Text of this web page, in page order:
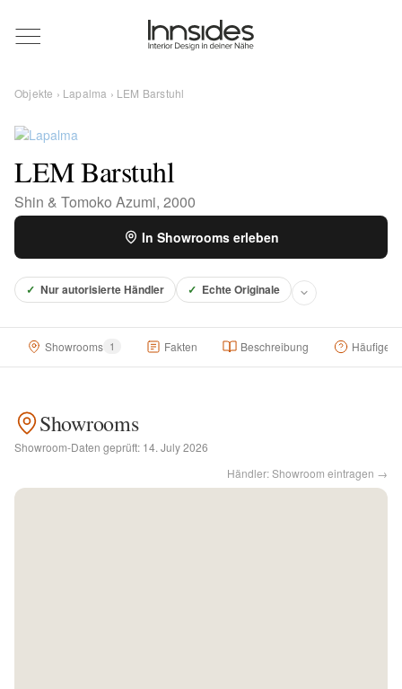
Magazin
Showrooms
Designer
Objekte
Über uns
Kontakt
Objekte › Lapalma › LEM Barstuhl
LEM Barstuhl
Shin & Tomoko Azumi, 2000
In Showrooms erleben
✓ Nur autorisierte Händler ✓ Echte Originale
Showrooms 1 Fakten Beschreibung Häufige
Showrooms
Showroom-Daten geprüft: 14. July 2026
Händler: Showroom eintragen →